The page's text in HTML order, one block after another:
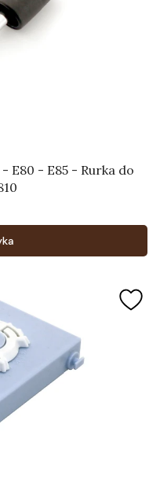
- Rurka do